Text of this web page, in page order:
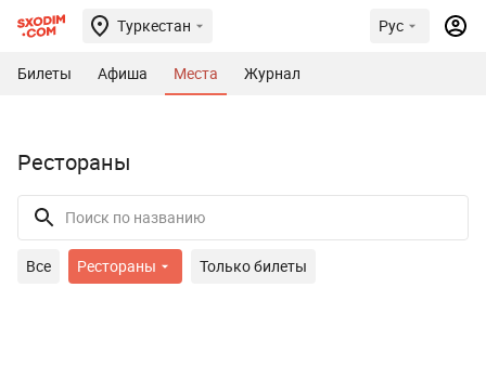
Туркестан Рус
Билеты Афиша Места Журнал
Рестораны
Все Рестораны Только билеты